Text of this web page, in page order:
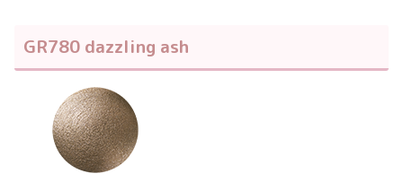
GR780 dazzling ash